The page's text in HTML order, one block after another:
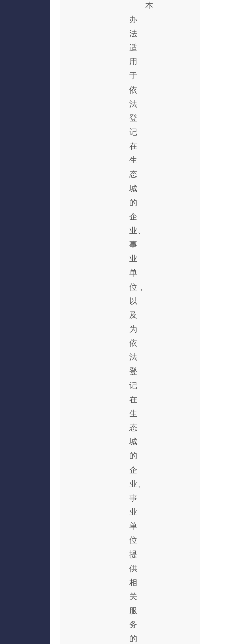
本
办
法
适
用
于
依
法
登
记
在
生
态
城
的
企
业、
事
业
单
位，
以
及
为
依
法
登
记
在
生
态
城
的
企
业、
事
业
单
位
提
供
相
关
服
务
的